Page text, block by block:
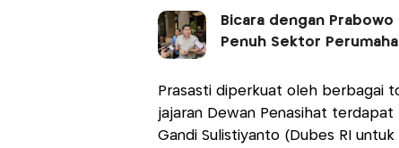
Bicara dengan Prabowo
Penuh Sektor
Prasasti diperkuat oleh berbagai
jajaran Dewan Penasihat terdapat
Gandi Sulistiyanto (Dubes RI untuk